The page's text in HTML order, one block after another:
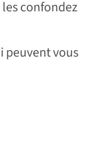
confondez
peuvent vous